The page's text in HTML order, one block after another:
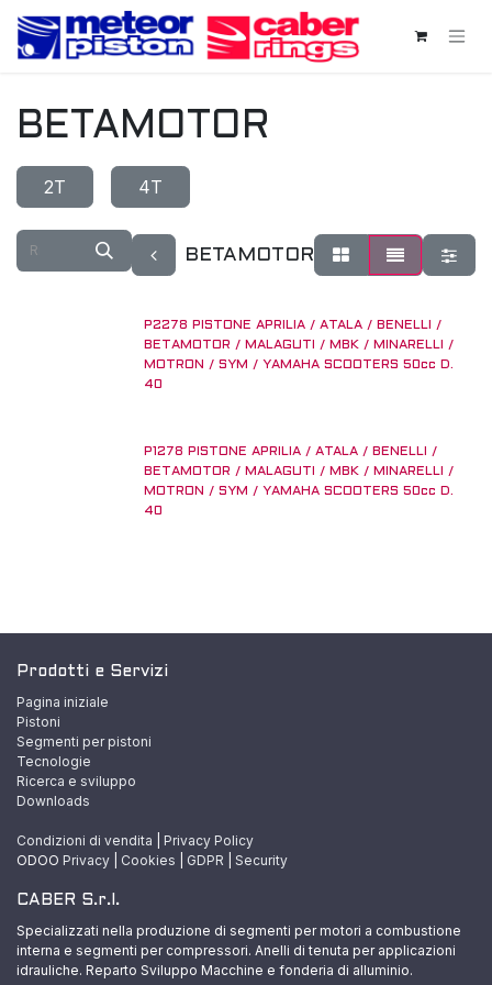
Passa al contenuto
BETAMOTOR
2T 4T
BETAMOTOR
P2278 PISTONE APRILIA / ATALA / BENELLI /
BETAMOTOR / MALAGUTI / MBK / MINARELLI /
MOTRON / SYM / YAMAHA SCOOTERS 50cc D.
40
P1278 PISTONE APRILIA / ATALA / BENELLI /
BETAMOTOR / MALAGUTI / MBK / MINARELLI /
MOTRON / SYM / YAMAHA SCOOTERS 50cc D.
40
Prodotti e Servizi
Pagina iniziale
Pistoni
Segmenti per pistoni
Tecnologie
Ricerca e sviluppo
Downloads
Condizioni di vendita
Privacy Policy
ODOO Privacy Cookies GDPR Security
CABER S.r.l.
Specializzati nella produzione di segmenti per motori a combustione
interna e segmenti per compressori. Anelli di tenuta per applicazioni
idrauliche. Reparto Sviluppo Macchine e fonderia di alluminio.